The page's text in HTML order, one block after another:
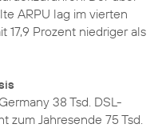
ARPU lag im vierten
17,9 Prozent niedriger als
Germany 38 Tsd. DSL-
zum Jahresende 75 Tsd.